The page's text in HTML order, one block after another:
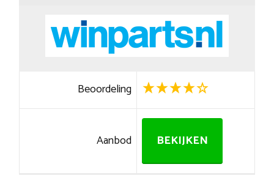
Beoordeling
Aanbod BEKIJKEN